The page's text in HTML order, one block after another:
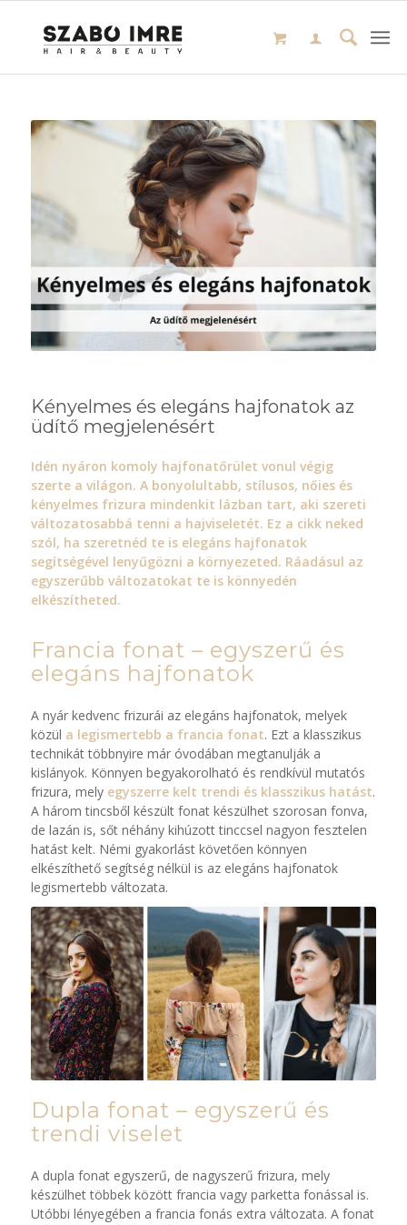
Kényelmes és elegáns hajfonatok az
üdítő megjelenésért
Idén nyáron komoly hajfonatőrület vonul végig
szerte a világon. A bonyolultabb, stílusos, nőies és
kényelmes frizura mindenkit lázban tart, aki szereti
változatosabbá tenni a hajviseletét. Ez a cikk neked
szól, ha szeretnéd te is elegáns hajfonatok
segítségével lenyűgözni a környezeted. Ráadásul az
egyszerűbb változatokat te is könnyedén
elkészítheted.
Francia fonat – egyszerű és
elegáns hajfonatok
A nyár kedvenc frizurái az elegáns hajfonatok, melyek
közül a legismertebb a francia fonat. Ezt a klasszikus
technikát többnyire már óvodában megtanulják a
kislányok. Könnyen begyakorolható és rendkívül mutatós
frizura, mely egyszerre kelt trendi és klasszikus hatást.
A három tincsből készült fonat készülhet szorosan fonva,
de lazán is, sőt néhány kihúzott tinccsel nagyon fesztelen
hatást kelt. Némi gyakorlást követően könnyen
elkészíthető segítség nélkül is az elegáns hajfonatok
legismertebb változata.
Dupla fonat – egyszerű és
trendi viselet
A dupla fonat egyszerű, de nagyszerű frizura, mely
készülhet többek között francia vagy parketta fonással is.
Utóbbi lényegében a francia fonás extra változata. A fonat